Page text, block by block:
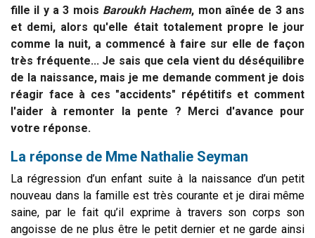
fille il y a 3 mois Baroukh Hachem, mon aînée de 3 ans
et demi, alors qu'elle était totalement propre le jour
comme la nuit, a commencé à faire sur elle de façon
très fréquente... Je sais que cela vient du déséquilibre
de la naissance, mais je me demande comment je dois
réagir face à ces "accidents" répétitifs et comment
l'aider à remonter la pente ?
Merci d'avance pour
votre réponse.
La réponse de Mme Nathalie Seyman
La régression d’un enfant suite à la naissance d’un petit
nouveau dans la famille est très courante et je dirai même
saine, par le fait qu’il exprime à travers son corps son
angoisse de ne plus être le petit dernier et ne garde ainsi